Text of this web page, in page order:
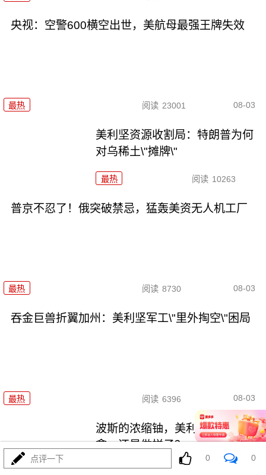
央视：空警600横空出世，美航母最强王牌失效
最热 阅读 23001 08-03
美利坚资源收割局：特朗普为何
对乌稀土\"摊牌\"
最热 阅读 10263
普京不忍了！俄突破禁忌，猛轰美资无人机工厂
最热 阅读 8730 08-03
吞金巨兽折翼加州：美利坚军工\"里外掏空\"困局
最热 阅读 6396 08-03
波斯的浓缩铀，美利坚是真想
拿，还是做样子？
点评一下 0 0